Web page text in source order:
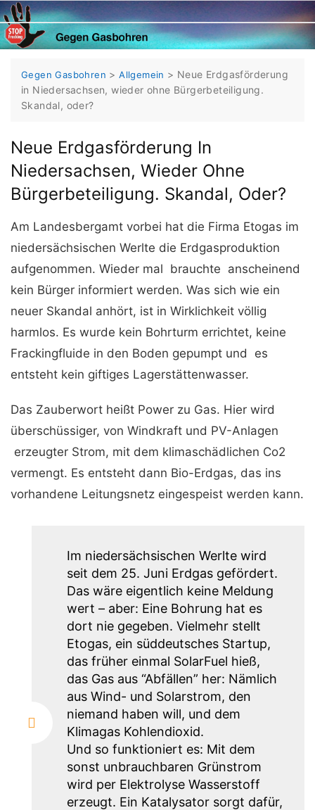
Skip
to
content
Gegen Gasbohren >Allgemein > Neue Erdgasförderung
in Niedersachsen, wieder ohne Bürgerbeteiligung.
Skandal, oder?
Neue Erdgasförderung In
Niedersachsen, Wieder Ohne
Bürgerbeteiligung. Skandal, Oder?
Am Landesbergamt vorbei hat die Firma Etogas im
niedersächsischen Werlte die Erdgasproduktion
aufgenommen. Wieder mal brauchte anscheinend
kein Bürger informiert werden. Was sich wie ein
neuer Skandal anhört, ist in Wirklichkeit völlig
harmlos. Es wurde kein Bohrturm errichtet, keine
Frackingfluide in den Boden gepumpt und es
entsteht kein giftiges Lagerstättenwasser.
Das Zauberwort heißt Power zu Gas. Hier wird
überschüssiger, von Windkraft und PV-Anlagen
erzeugter Strom, mit dem klimaschädlichen Co2
vermengt. Es entsteht dann Bio-Erdgas, das ins
vorhandene Leitungsnetz eingespeist werden kann.
Im niedersächsischen Werlte wird
seit dem 25. Juni Erdgas gefördert.
Das wäre eigentlich keine Meldung
wert – aber: Eine Bohrung hat es
dort nie gegeben. Vielmehr stellt
Etogas, ein süddeutsches Startup,
das früher einmal SolarFuel hieß,
das Gas aus “Abfällen” her: Nämlich
aus Wind- und Solarstrom, den
niemand haben will, und dem
Klimagas Kohlendioxid.
Und so funktioniert es: Mit dem
sonst unbrauchbaren Grünstrom
wird per Elektrolyse Wasserstoff
erzeugt. Ein Katalysator sorgt dafür,